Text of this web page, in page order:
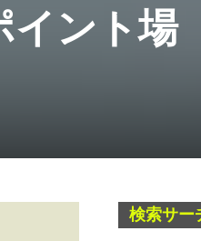
イント場
検索サー